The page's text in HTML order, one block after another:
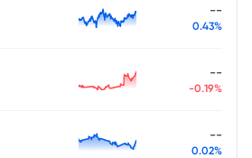
--
0.43%
--
-0.19%
--
0.02%